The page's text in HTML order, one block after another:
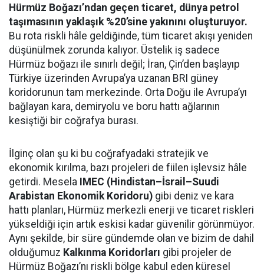
Hürmüz Boğazı’ndan geçen ticaret, dünya petrol
taşımasının yaklaşık %20’sine yakınını oluşturuyor.
Bu rota riskli hâle geldiğinde, tüm ticaret akışı yeniden
düşünülmek zorunda kalıyor. Üstelik iş sadece
Hürmüz boğazı ile sınırlı değil; İran, Çin’den başlayıp
Türkiye üzerinden Avrupa’ya uzanan BRI güney
koridorunun tam merkezinde. Orta Doğu ile Avrupa’yı
bağlayan kara, demiryolu ve boru hattı ağlarının
kesiştiği bir coğrafya burası.
İlginç olan şu ki bu coğrafyadaki stratejik ve
ekonomik kırılma, bazı projeleri de fiilen işlevsiz hâle
getirdi. Mesela IMEC (Hindistan–İsrail–Suudi
Arabistan Ekonomik Koridoru) gibi deniz ve kara
hattı planları, Hürmüz merkezli enerji ve ticaret riskleri
yükseldiği için artık eskisi kadar güvenilir görünmüyor.
Aynı şekilde, bir süre gündemde olan ve bizim de dahil
olduğumuz Kalkınma Koridorları gibi projeler de
Hürmüz Boğazı’nı riskli bölge kabul eden küresel